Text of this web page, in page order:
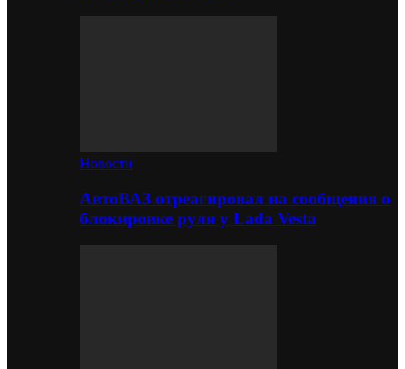
Новости
АвтоВАЗ отреагировал на сообщения о
блокировке руля у Lada Vesta